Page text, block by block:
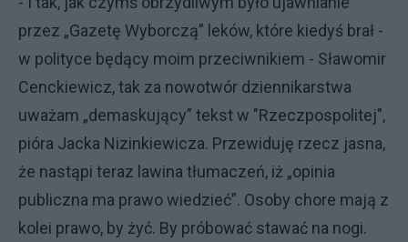
przez „Gazetę Wyborczą” leków, które kiedyś brał -
w polityce będący moim przeciwnikiem - Sławomir
Cenckiewicz, tak za nowotwór dziennikarstwa
uważam „demaskujący” tekst w "Rzeczpospolitej",
pióra Jacka Nizinkiewicza. Przewiduję rzecz jasna,
że nastąpi teraz lawina tłumaczeń, iż „opinia
publiczna ma prawo wiedzieć”. Osoby chore mają z
kolei prawo, by żyć. By próbować stawać na nogi.